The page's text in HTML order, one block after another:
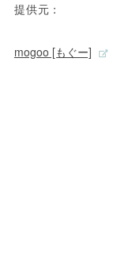
提供元：
mogoo [もぐー]